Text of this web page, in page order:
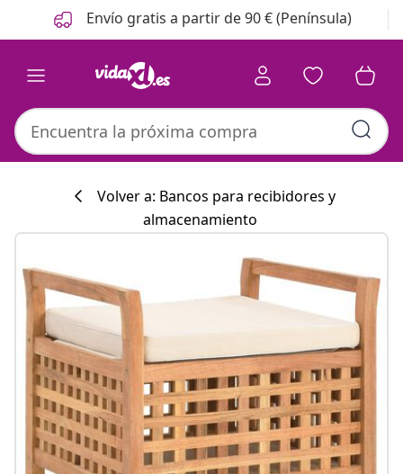
Anterior
Siguiente Envío gratis a partir de 90 € (Península)
#sharemevidaxl
Volver a: Bancos para recibidores y
almacenamiento